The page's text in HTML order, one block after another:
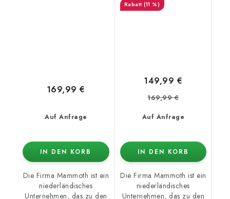
Auf Anfrage
169,99 €
IN DEN KORB
Die Firma Mammoth ist ein
niederländisches
Unternehmen, das zu den
(11 %)
Auf Anfrage
149,99 €
169,99 €
IN DEN KORB
Die Firma Mammoth ist ein
niederländisches
Unternehmen, das zu den